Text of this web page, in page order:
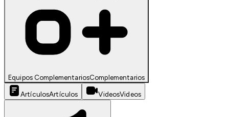
Equipos ComplementariosComplementarios
ArtículosArtículos VideosVideos